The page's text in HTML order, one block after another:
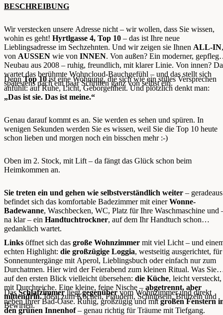
BESCHREIBUNG
Wir verstecken unsere Adresse nicht – wir wollen, dass Sie wissen,
wohin es geht! Hyrtlgasse 4, Top 10 – das ist Ihre neue
Lieblingsadresse im Sechzehnten. Und wir zeigen sie Ihnen ALL-IN,
von AUSSEN wie von INNEN. Von außen? Ein moderner,
Neubau aus 2008 – ruhig, freundlich, mit klarer Linie. Von innen? Da
wartet das berühmte Wohncloud-Bauchgefühl – und das stellt sich
spätestens nach ein paar Schritten ganz von selbst ein.
DennTop 10ist eine Wohnung, die sich wie ein stilles Versprechen
anfühlt: auf Ruhe, Licht, Geborgenheit. Und plötzlich denkt man:
„Das ist sie. Das ist meine.“
Genau darauf kommt es an. Sie werden es sehen und spüren. In
wenigen Sekunden werden Sie es wissen, weil Sie die Top 10 heute
schon lieben und morgen noch ein bisschen mehr :-)
Oben im 2. Stock, mit Lift – da fängt das Glück schon beim
Heimkommen an.
Sie treten ein und gehen wie selbstverständlich weiter – geradeaus
befindet sich das komfortable Badezimmer mit einerWonne-
Badewanne, Waschbecken, WC, Platz für Ihre Waschmaschine und
na klar – ein Handtuchtrockner, auf dem Ihr Handtuch schon
gedanklich wartet.
Links öffnet sich das große Wohnzimmer mit viel Licht – und
echten Highlight: die großzügige Loggia, westseitig ausgerichtet, für
Sonnenuntergänge mit Aperol, Lieblingsbuch oder einfach nur zum
Durchatmen. Hier wird der Feierabend zum kleinen Ritual. Was Sie
auf den ersten Blick vielleicht übersehen: die Küche, leicht versteckt,
mit Durchreiche. Eine kleine, feine Nische – abgetrennt, aber
mittendrin.Ideal zum Kochen, Plaudern, Schnipseln, Brutzeln und
Bewirten.
DasSchlafzimmerliegtgegenüber vom Wohnzimmer und direkt
neben Ihrer Bad-Oase. Ruhig, großzügig und mitgroßen Fenstern
den grünen Innenhof– genau richtig für Träume mit Tiefgang.